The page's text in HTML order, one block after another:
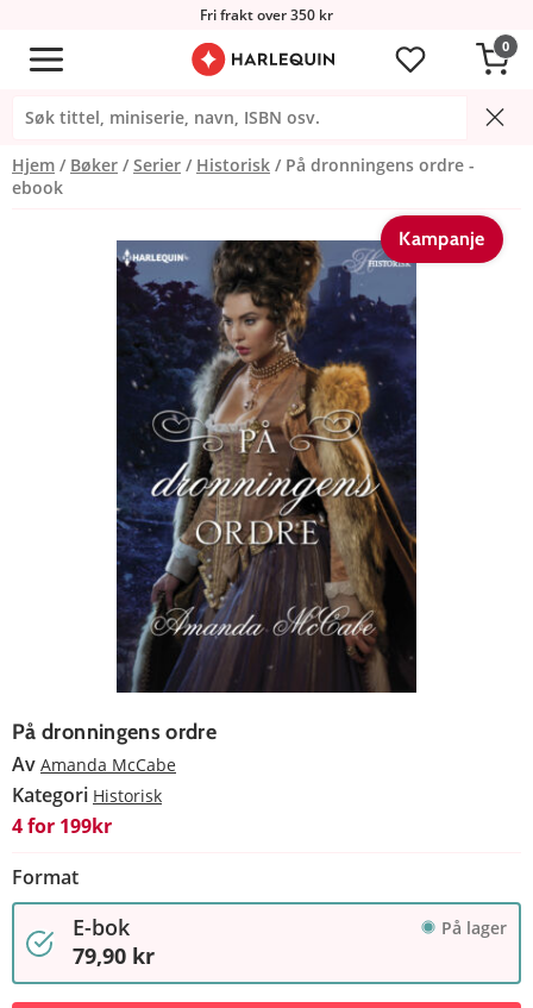
Fri frakt over 350 kr
0
Hjem Bøker Serier Historisk
På dronningens ordre -
ebook
Kampanje
På dronningens ordre
Av Amanda McCabe
Kategori Historisk
4 for 199kr
Format
E-bok På lager
79,90 kr